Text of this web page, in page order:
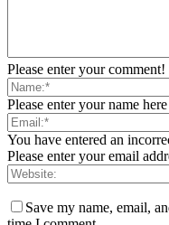
Please enter your comment!
Please enter your name here
You have entered an
Please enter your email
Save my name, email,